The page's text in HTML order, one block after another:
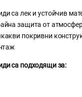
са лек и устойчив
защита от
покривни
са подходящи за: